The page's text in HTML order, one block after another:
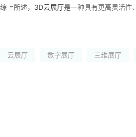
综上所述， 3D云展厅是一种具有更高灵活性
云展厅 数字展厅 三维展厅